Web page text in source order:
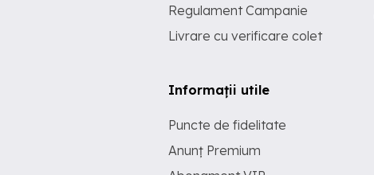
Regulament Campanie
Livrare cu verificare colet
Informații utile
Puncte de fidelitate
Anunț Premium